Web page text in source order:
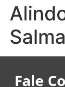
Fale